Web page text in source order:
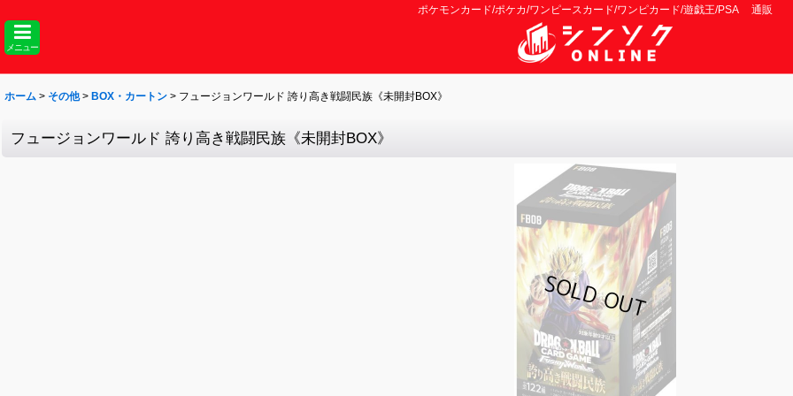
ポケモンカード/ポケカ/ワンピースカード/ワンピカード/遊戯王/PSA 通販
メニュー
ホーム > その他 > BOX・カートン > フュージョンワールド 誇り高き戦闘民族《未開封BOX》
フュージョンワールド 誇り高き戦闘民族《未開封BOX》